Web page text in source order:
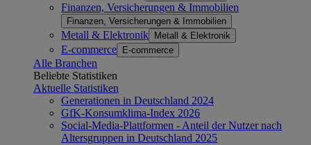
Finanzen, Versicherungen & Immobilien
Finanzen, Versicherungen & Immobilien
Metall & Elektronik Metall & Elektronik
E-commerce E-commerce
Alle Branchen
Beliebte Statistiken
Aktuelle Statistiken
Generationen in Deutschland 2024
GfK-Konsumklima-Index 2026
Social-Media-Plattformen - Anteil der Nutzer nach
Altersgruppen in Deutschland 2025